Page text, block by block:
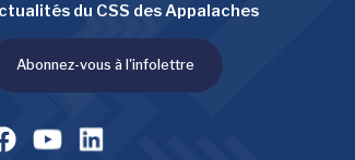
du CSS des Appalaches
Abonnez-vous à l'infolettre